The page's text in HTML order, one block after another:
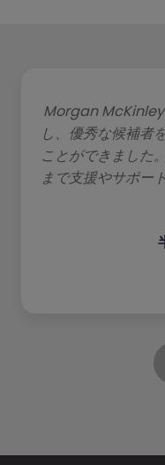
Morgan McKinley
し、優秀な候補者
ことができました
まで支援やサポー